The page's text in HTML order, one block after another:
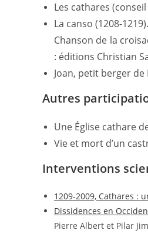
Les cathares
La canso (1208-
Chanson de la
: éditions Christian
Joan, petit berger
Autres
Une Église cathare
Vie et mort d’un
Interventions
1209-2009, Cathares :
Dissidences en
Pierre Albert et Pilar